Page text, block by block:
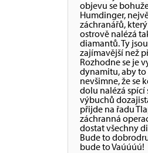
objevu se
Humdinger,
záchranářů,
ostrově nalézá
diamantů. Ty
zajímavější než
Rozhodne se je
dynamitu, aby to
nevšimne, že se
dolu nalézá spící
výbuchů
přijde na řadu
záchranná
dostat všechny
Bude to
bude to Vaúúúú!